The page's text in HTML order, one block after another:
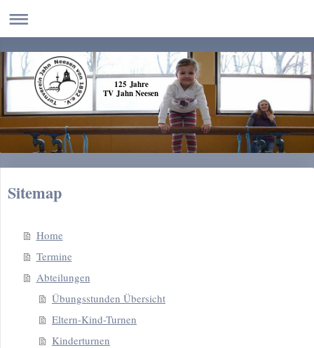
125 Jahre
TV Jahn Neesen
Sitemap
Home
Termine
Abteilungen
Übungsstunden Übersicht
Eltern-Kind-Turnen
Kinderturnen